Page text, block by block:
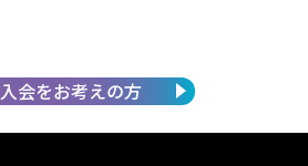
入会をお考えの方